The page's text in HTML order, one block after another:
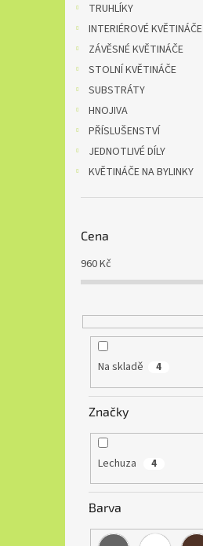
TRUHLÍKY
INTERIÉROVÉ KVĚTINÁČE
ZÁVĚSNÉ KVĚTINÁČE
STOLNÍ KVĚTINÁČE
SUBSTRÁTY
HNOJIVA
PŘÍSLUŠENSTVÍ
JEDNOTLIVÉ DÍLY
KVĚTINÁČE NA BYLINKY
Cena
960Kč
Na skladě 4
Značky
Lechuza 4
Barva